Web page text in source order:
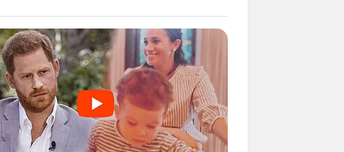
10 Cara
Barang Belanjaan
Warga Thailand